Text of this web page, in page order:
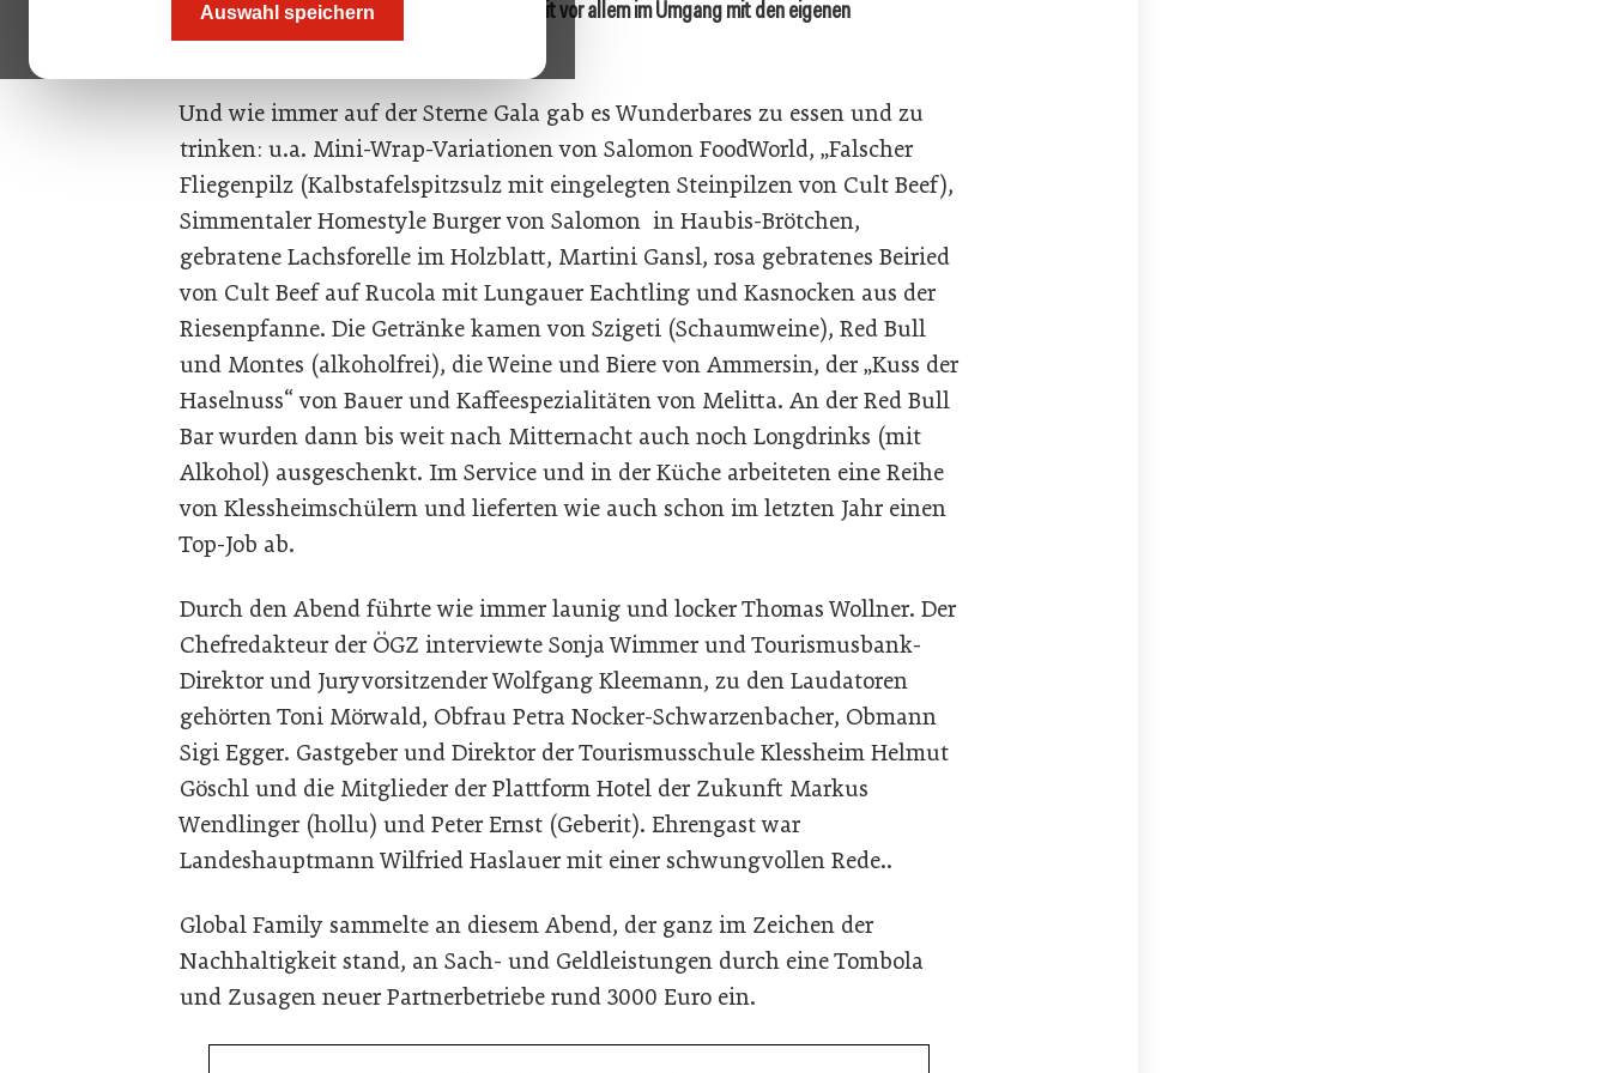
Auswahl speichern
Stunde, um ein Plädoyer für mehr Nachhaltigkeit vor allem im Umgang mit den eigenen
Mitarbeiterinnen und Mitarbeitern zu halten.
Und wie immer auf der Sterne Gala gab es Wunderbares zu essen und zu
trinken: u.a. Mini-Wrap-Variationen von Salomon FoodWorld, „Falscher
Fliegenpilz (Kalbstafelspitzsulz mit eingelegten Steinpilzen von Cult Beef),
Simmentaler Homestyle Burger von Salomon in Haubis-Brötchen,
gebratene Lachsforelle im Holzblatt, Martini Gansl, rosa gebratenes Beiried
von Cult Beef auf Rucola mit Lungauer Eachtling und Kasnocken aus der
Riesenpfanne. Die Getränke kamen von Szigeti (Schaumweine), Red Bull
und Montes (alkoholfrei), die Weine und Biere von Ammersin, der „Kuss der
Haselnuss“ von Bauer und Kaffeespezialitäten von Melitta. An der Red Bull
Bar wurden dann bis weit nach Mitternacht auch noch Longdrinks (mit
Alkohol) ausgeschenkt. Im Service und in der Küche arbeiteten eine Reihe
von Klessheimschülern und lieferten wie auch schon im letzten Jahr einen
Top-Job ab.
Durch den Abend führte wie immer launig und locker Thomas Wollner. Der
Chefredakteur der ÖGZ interviewte Sonja Wimmer und Tourismusbank-
Direktor und Juryvorsitzender Wolfgang Kleemann, zu den Laudatoren
gehörten Toni Mörwald, Obfrau Petra Nocker-Schwarzenbacher, Obmann
Sigi Egger. Gastgeber und Direktor der Tourismusschule Klessheim Helmut
Göschl und die Mitglieder der Plattform Hotel der Zukunft Markus
Wendlinger (hollu) und Peter Ernst (Geberit). Ehrengast war
Landeshauptmann Wilfried Haslauer mit einer schwungvollen Rede..
Global Family sammelte an diesem Abend, der ganz im Zeichen der
Nachhaltigkeit stand, an Sach- und Geldleistungen durch eine Tombola
und Zusagen neuer Partnerbetriebe rund 3000 Euro ein.